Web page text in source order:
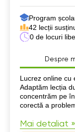
Program
42 lecții
0 de locuri
Despre
Despre mine
Lucrez online cu
Adaptăm lecția
concentrăm pe
corectă a
Mai detaliat »